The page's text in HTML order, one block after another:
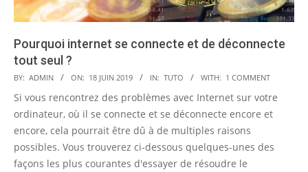
Pourquoi internet se connecte et de déconnecte
tout seul ?
2019-
06-
BY: ADMIN ON: 18 JUIN 2019 IN: TUTO WITH: 1 COMMENT
Si vous rencontrez des problèmes avec Internet sur votre
ordinateur, où il se connecte et se déconnecte encore et
encore, cela pourrait être dû à de multiples raisons
possibles. Vous trouverez ci-dessous quelques-unes des
façons les plus courantes d'essayer de résoudre le